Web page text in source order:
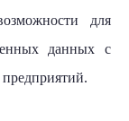
для
данных с